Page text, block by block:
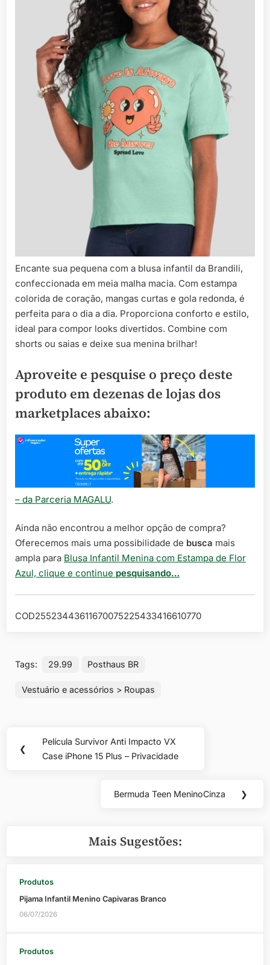
Encante sua pequena com a blusa infantil da Brandili,
confeccionada em meia malha macia. Com estampa
colorida de coração, mangas curtas e gola redonda, é
perfeita para o dia a dia. Proporciona conforto e estilo,
ideal para compor looks divertidos. Combine com
shorts ou saias e deixe sua menina brilhar!
Aproveite e pesquise o preço deste
produto em dezenas de lojas dos
marketplaces abaixo:
– da Parceria MAGALU.
Ainda não encontrou a melhor opção de compra?
Oferecemos mais uma possibilidade de busca mais
ampla para Blusa Infantil Menina com Estampa de Flor
Azul, clique e continue pesquisando…
COD25523443611670075225433416610770
Tags: 29.99 Posthaus BR
Vestuário e acessórios > Roupas
Navegação
de
❮
Previous
Post:
Película Survivor Anti Impacto VX
Case iPhone 15 Plus – Privacidade
Next
Bermuda Teen MeninoCinza ❯
Mais Sugestões:
Produtos
Pijama Infantil Menino Capivaras Branco
06/07/2026
Produtos